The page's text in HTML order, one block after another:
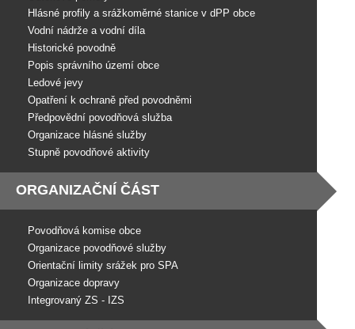
Hlásné profily a srážkoměrné stanice v dPP obce
Vodní nádrže a vodní díla
Historické povodně
Popis správního území obce
Ledové jevy
Opatření k ochraně před povodněmi
Předpovědní povodňová služba
Organizace hlásné služby
Stupně povodňové aktivity
ORGANIZAČNÍ ČÁST
Povodňová komise obce
Organizace povodňové služby
Orientační limity srážek pro SPA
Organizace dopravy
Integrovaný ZS - IZS